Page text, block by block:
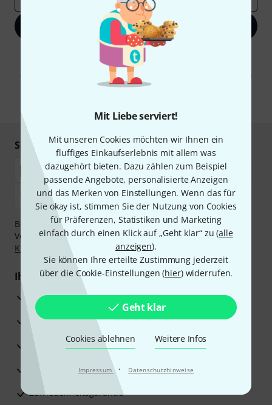
Mit Liebe serviert!
Mit unseren Cookies möchten wir Ihnen ein
fluffiges Einkaufserlebnis mit allem was
dazugehört bieten. Dazu zählen zum Beispiel
passende Angebote, personalisierte Anzeigen
und das Merken von Einstellungen. Wenn das für
Sie okay ist, stimmen Sie der Nutzung von Cookies
für Präferenzen, Statistiken und Marketing
einfach durch einen Klick auf „Geht klar“ zu (alle
anzeigen).
Sie können Ihre erteilte Zustimmung jederzeit
über die Cookie-Einstellungen (hier) widerrufen.
Geht klar
Cookies ablehnen Weitere Infos
Impressum · Datenschutzhinweise
Jetzt anmelden
Mit Klick auf „Jetzt anmelden“ stimmen Sie dem Erhalt von E-Mail-
Werbung und einer Messung des E-Mail-Nutzungsverhaltens zu. Die
Abmeldung ist jederzeit möglich. Weitere Informationen finden Sie in
unserenDatenschutzhinweisen
Sicher einkaufen & bezahlen
Bezahlen Sie vertraulich und sicher per Nachnahme,
Vorkasse, PayPal, Amazon Pay,Klarna Sofort bezahlen
Klarna Ratenzahlung
oder Kreditkarte.
Ihre Vorteile
3 Jahre Thomann Garantie
30 Tage Money-Back-Garantie
Reparaturservice
Beratung durch Fachexperten
Zufriedenheitsgarantie